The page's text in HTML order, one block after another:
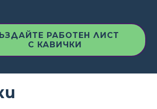
РАБОТЕН ЛИСТ
С КАВИЧКИ